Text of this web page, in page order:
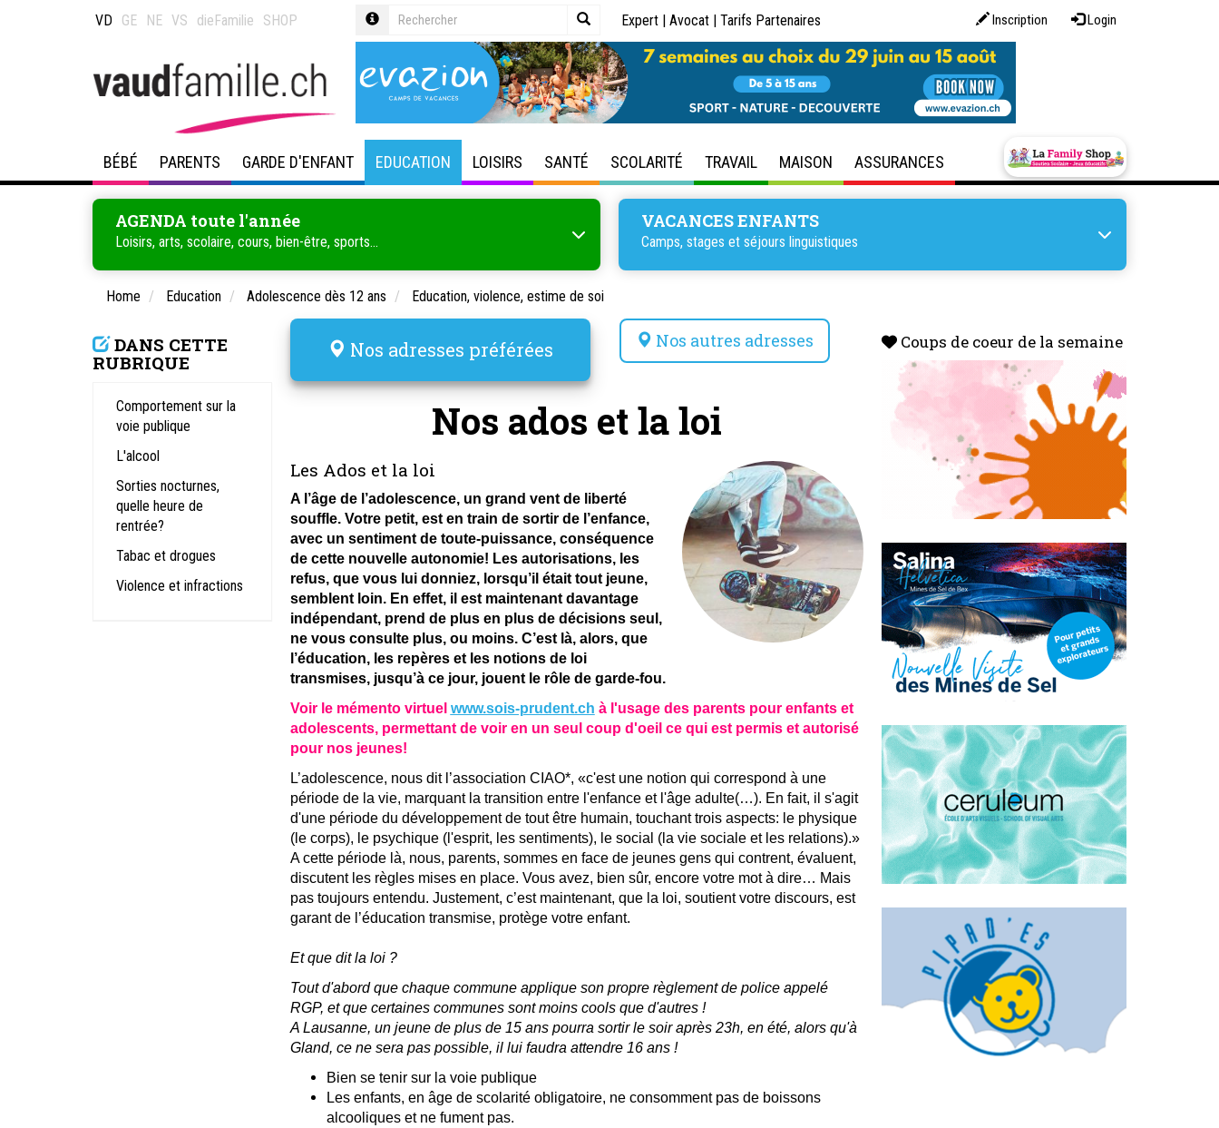
VD GE NE VS dieFamilie SHOP Inscription Login
Expert | Avocat | Tarifs Partenaires
BÉBÉ PARENTS GARDE D'ENFANT EDUCATION LOISIRS SANTÉ SCOLARITÉ TRAVAIL MAISON ASSURANCES
AGENDA toute l'année
Loisirs, arts, scolaire, cours, bien-être, sports...
VACANCES ENFANTS
Camps, stages et séjours linguistiques
Home Education Adolescence dès 12 ans Education, violence, estime de soi
DANS CETTE
RUBRIQUE
Comportement sur la
voie publique
L'alcool
Sorties nocturnes,
quelle heure de
rentrée?
Tabac et drogues
Violence et infractions
Nos adresses préférées Nos autres adresses
Nos ados et la loi
Les Ados et la loi
A l’âge de l’adolescence, un grand vent de liberté
souffle. Votre petit, est en train de sortir de l’enfance,
avec un sentiment de toute-puissance, conséquence
de cette nouvelle autonomie! Les autorisations, les
refus, que vous lui donniez, lorsqu’il était tout jeune,
semblent loin. En effet, il est maintenant davantage
indépendant, prend de plus en plus de décisions seul,
ne vous consulte plus, ou moins. C’est là, alors, que
l’éducation, les repères et les notions de loi
transmises, jusqu’à ce jour, jouent le rôle de garde-fou.
Voir le mémento virtuel www.sois-prudent.ch à l'usage des parents pour enfants et
adolescents, permettant de voir en un seul coup d'oeil ce qui est permis et autorisé
pour nos jeunes!
L’adolescence, nous dit l’association CIAO*, «c'est une notion qui correspond à une
période de la vie, marquant la transition entre l'enfance et l'âge adulte(…). En fait, il s'agit
d'une période du développement de tout être humain, touchant trois aspects: le physique
(le corps), le psychique (l'esprit, les sentiments), le social (la vie sociale et les relations).»
A cette période là, nous, parents, sommes en face de jeunes gens qui contrent, évaluent,
discutent les règles mises en place. Vous avez, bien sûr, encore votre mot à dire… Mais
pas toujours entendu. Justement, c’est maintenant, que la loi, soutient votre discours, est
garant de l’éducation transmise, protège votre enfant.
Et que dit la loi ?
Tout d'abord que chaque commune applique son propre règlement de police appelé
RGP, et que certaines communes sont moins cools que d'autres !
A Lausanne, un jeune de plus de 15 ans pourra sortir le soir après 23h, en été, alors qu'à
Gland, ce ne sera pas possible, il lui faudra attendre 16 ans !
Bien se tenir sur la voie publique
Les enfants, en âge de scolarité obligatoire, ne consomment pas de boissons
alcooliques et ne fument pas.
Coups de coeur de la semaine